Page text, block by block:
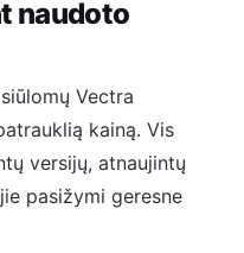
naudoto
Vectra
kainą. Vis
versijų, atnaujintų
pasižymi geresne